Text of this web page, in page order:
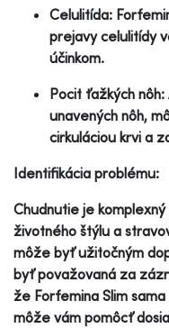
Celulitída:
prejavy celulitídy
účinkom.
Pocit ťažkých
unavených nôh,
cirkuláciou krvi a
Identifikácia problému:
Chudnutie je
životného štýlu a
môže byť užitočným
byť považovaná za
že Forfemina Slim
môže vám pomôcť